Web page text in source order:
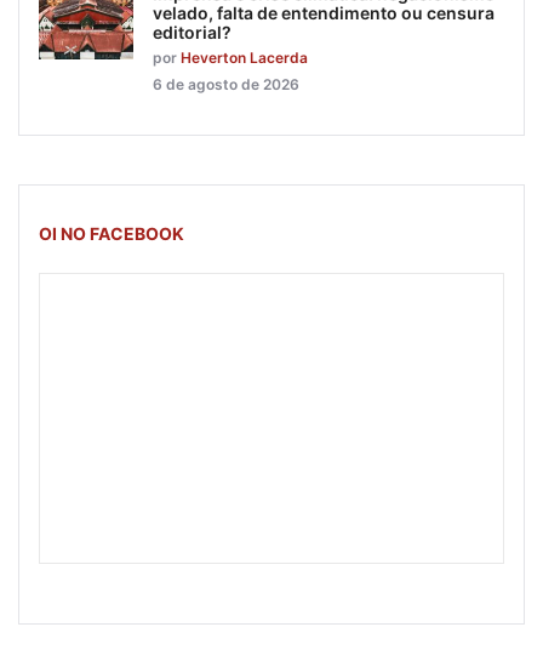
velado, falta de entendimento ou censura
editorial?
por Heverton Lacerda
6 de agosto de 2026
OI NO FACEBOOK